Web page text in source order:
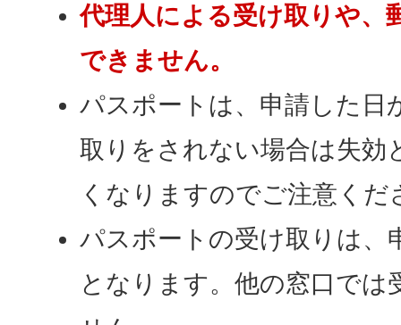
代理人による受け取りや、
できません。
パスポートは、申請した日
取りをされない場合は失効
くなりますのでご注意くだ
パスポートの受け取りは、
となります。他の窓口で